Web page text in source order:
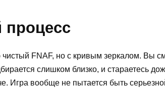
процесс
чистый FNAF, но с кривым зеркалом. Вы
слишком близко, и стараетесь
Игра вообще не пытается быть